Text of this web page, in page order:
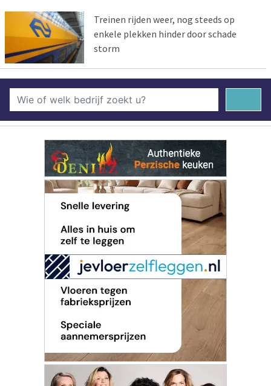
Treinen rijden weer, nog steeds op
enkele plekken hinder door schade
storm